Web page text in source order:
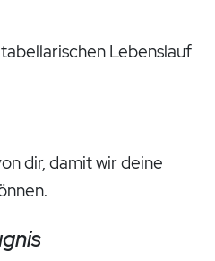
Lebenslauf
dir, damit wir deine